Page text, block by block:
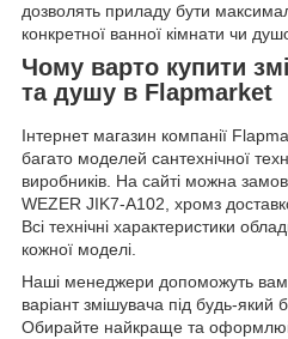
дозволять приладу бути
конкретної ванної кімнати чи
Чому варто купити
та душу в Flapmarket
Інтернет магазин компанії
багато моделей сантехнічної
виробників. На сайті можна
WEZER JIK7-A102, хромз
Всі технічні характеристики
кожної моделі.
Наші менеджери допоможуть вам
варіант змішувача під будь-який
Обирайте найкраще та